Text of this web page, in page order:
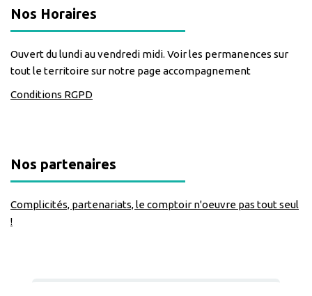
Nos Horaires
Ouvert du lundi au vendredi midi. Voir les permanences sur
tout le territoire sur notre page accompagnement
Conditions RGPD
Nos partenaires
Complicités, partenariats, le comptoir n'oeuvre pas tout seul
!